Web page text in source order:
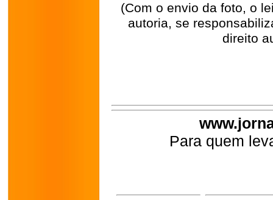
(Com o envio da foto, o
autoria, se
direito
Para quem